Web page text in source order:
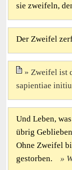
sie zweifeln,
Der Zweifel
Zweifel ist
sapientiae
Und Leben,
übrig
Ohne Zweifel
gestorben.